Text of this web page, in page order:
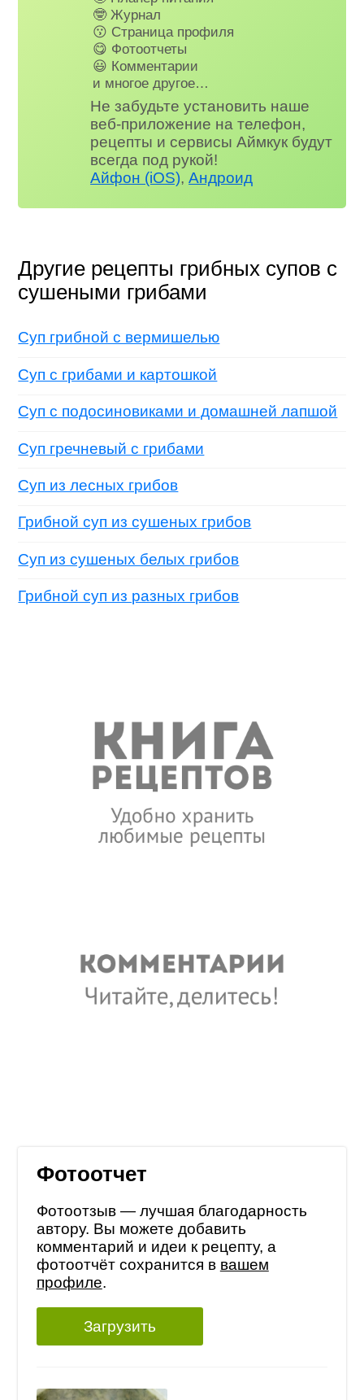
🤓 Журнал
😗 Страница профиля
😋 Фотоотчеты
😃 Комментарии
и многое другое…
Не забудьте установить наше
веб-приложение на телефон,
рецепты и сервисы Аймкук будут
всегда под рукой!
Айфон (iOS),Андроид
Другие рецепты грибных супов с
сушеными грибами
Суп грибной с вермишелью
Суп с грибами и картошкой
Суп с подосиновиками и домашней лапшой
Суп гречневый с грибами
Суп из лесных грибов
Грибной суп из сушеных грибов
Суп из сушеных белых грибов
Грибной суп из разных грибов
Фотоотчет
Фотоотзыв — лучшая благодарность
автору. Вы можете добавить
комментарий и идеи к рецепту, а
фотоотчёт сохранится в вашем
профиле.
Загрузить